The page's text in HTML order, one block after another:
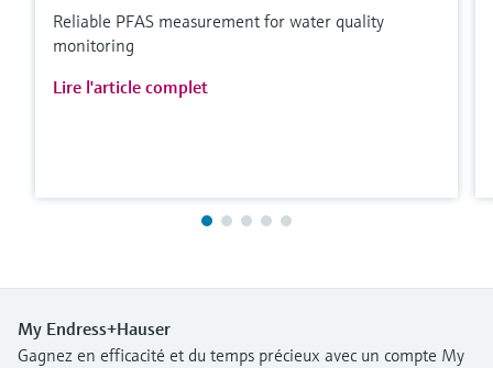
Reliable PFAS measurement for water quality
monitoring
Lire l'article complet
My Endress+Hauser
Gagnez en efficacité et du temps précieux avec un compte My